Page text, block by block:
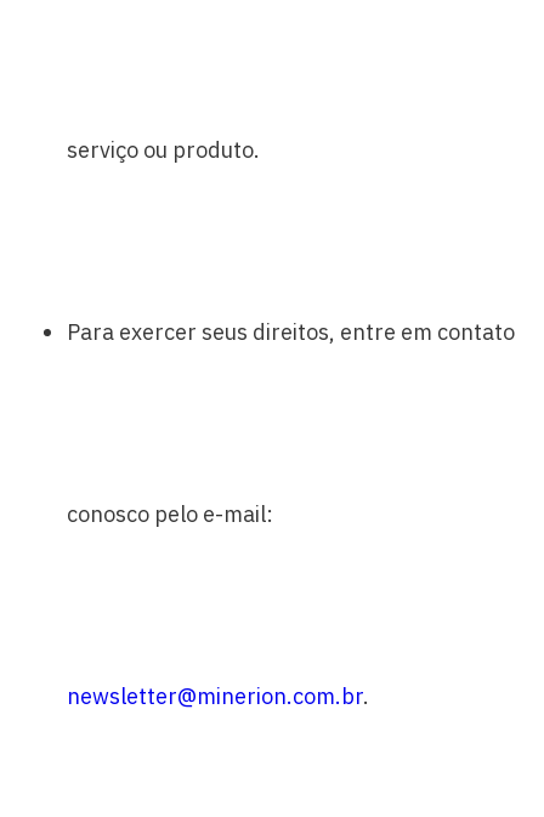
serviço ou produto.
Para exercer seus direitos, entre em contato
conosco pelo e-mail:
newsletter@minerion.com.br.